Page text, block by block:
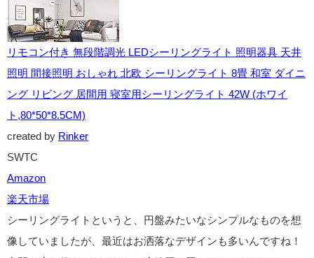
リモコン付き 無段階調光 LEDシーリングライト 照明器具 天井
照明 間接照明 おしゃれ 北欧 シーリングライト 8畳 和室 ダイニ
ング リビング 居間用 寝室用シーリングライト 42W (ホワイ
ト,80*50*8.5CM)
created by Rinker
SWTC
Amazon
楽天市場
シーリングライトというと、円盤みたいなシンプルなものを想
像していましたが、最近はお洒落なデザインも多いんですね！